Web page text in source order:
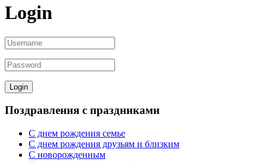
Login
Поздравления с праздниками
С днем рождения семье
С днем рождения друзьям и близким
C новорожденным